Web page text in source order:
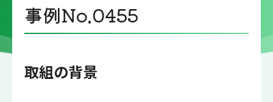
事例No.0455
取組の背景